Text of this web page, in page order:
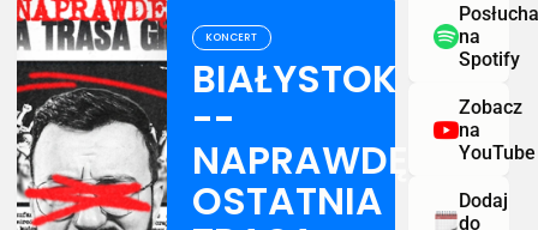
KONCERT
BIAŁYSTOK
--
NAPRAWDĘ
OSTATNIA
na
Spotify
Zobacz
na
YouTube
Dodaj
do